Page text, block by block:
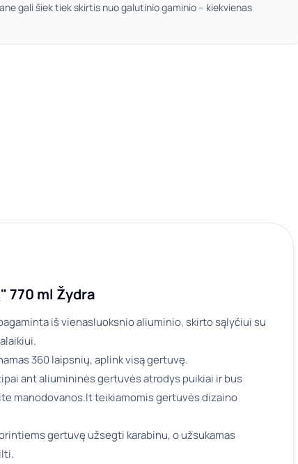
gali šiek tiek skirtis nuo galutinio gaminio – kiekvienas
770 ml Žydra
iš vienasluoksnio aliuminio, skirto sąlyčiui su
360 laipsnių, aplink visą gertuvę.
ant aliumininės gertuvės atrodys puikiai ir bus
manodovanos.lt teikiamomis gertuvės dizaino
gertuvę užsegti karabinu, o užsukamas